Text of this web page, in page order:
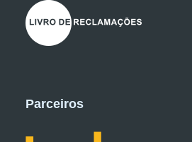
Parceiros